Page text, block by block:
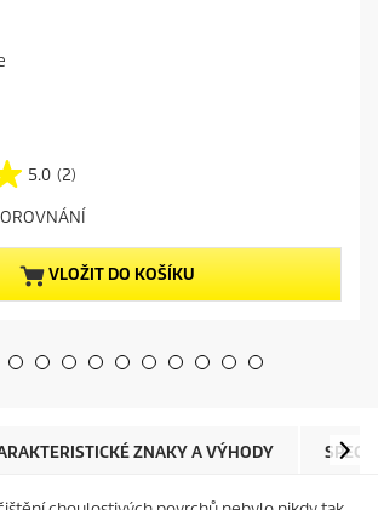
5.0 (2)
VLOŽIT DO KOŠÍKU
ZNAKY A VÝHODY